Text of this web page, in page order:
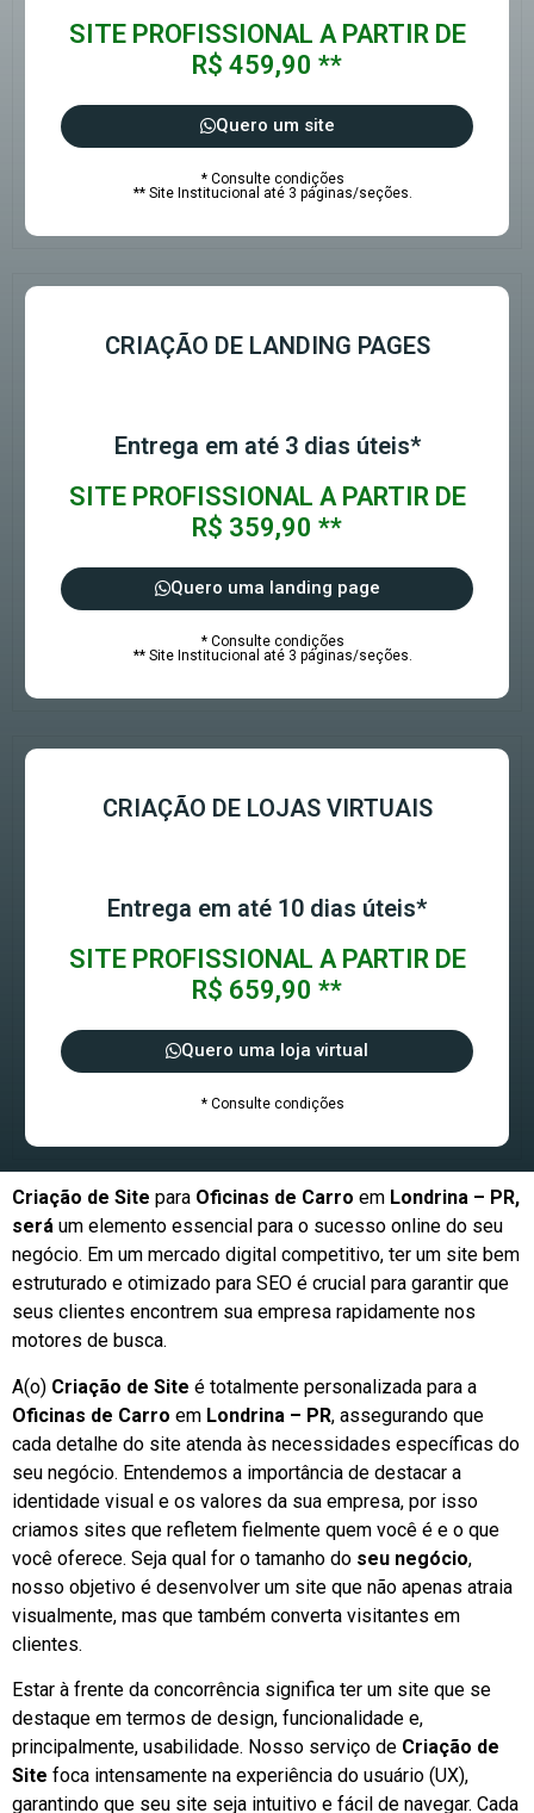
SITE PROFISSIONAL A PARTIR DE
R$ 459,90 **
Quero um site
* Consulte condições
** Site Institucional até 3 páginas/seções.
CRIAÇÃO DE LANDING PAGES
Entrega em até 3 dias úteis*
SITE PROFISSIONAL A PARTIR DE
R$ 359,90 **
Quero uma landing page
* Consulte condições
** Site Institucional até 3 páginas/seções.
CRIAÇÃO DE LOJAS VIRTUAIS
Entrega em até 10 dias úteis*
SITE PROFISSIONAL A PARTIR DE
R$ 659,90 **
Quero uma loja virtual
* Consulte condições
Criação de Site para Oficinas de Carro em Londrina – PR,
será um elemento essencial para o sucesso online do seu
negócio. Em um mercado digital competitivo, ter um site bem
estruturado e otimizado para SEO é crucial para garantir que
seus clientes encontrem sua empresa rapidamente nos
motores de busca.
A(o) Criação de Site é totalmente personalizada para a
Oficinas de Carro em Londrina – PR, assegurando que
cada detalhe do site atenda às necessidades específicas do
seu negócio. Entendemos a importância de destacar a
identidade visual e os valores da sua empresa, por isso
criamos sites que refletem fielmente quem você é e o que
você oferece. Seja qual for o tamanho do seu negócio,
nosso objetivo é desenvolver um site que não apenas atraia
visualmente, mas que também converta visitantes em
clientes.
Estar à frente da concorrência significa ter um site que se
destaque em termos de design, funcionalidade e,
principalmente, usabilidade. Nosso serviço de Criação de
Site foca intensamente na experiência do usuário (UX),
garantindo que seu site seja intuitivo e fácil de navegar. Cada